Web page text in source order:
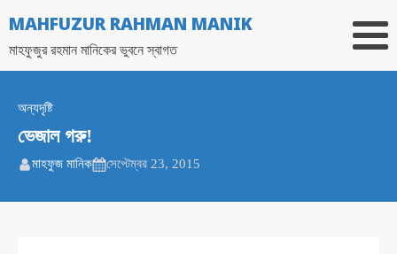
MAHFUZUR RAHMAN MANIK
মাহফুজুর রহমান মানিকের ভুবনে স্বাগত
অন্যদৃষ্টি
ভেজাল গরু!
মাহফুজ মানিক সেপ্টেম্বর 23, 2015